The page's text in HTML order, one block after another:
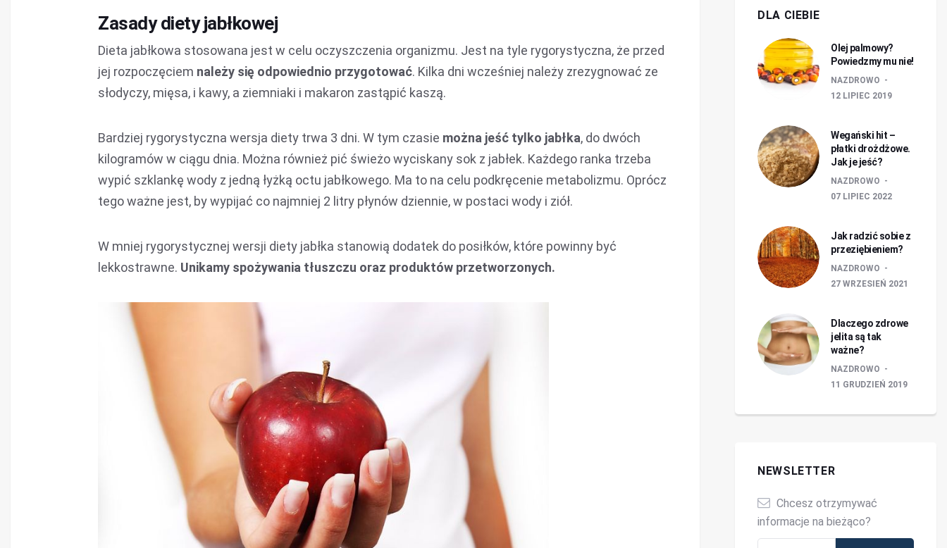
Zasady diety jabłkowej
Dieta jabłkowa stosowana jest w celu oczyszczenia organizmu. Jest na tyle rygorystyczna, że przed
jej rozpoczęciem należy się odpowiednio przygotować. Kilka dni wcześniej należy zrezygnować ze
słodyczy, mięsa, i kawy, a ziemniaki i makaron zastąpić kaszą.
Bardziej rygorystyczna wersja diety trwa 3 dni. W tym czasie można jeść tylko jabłka, do dwóch
kilogramów w ciągu dnia. Można również pić świeżo wyciskany sok z jabłek. Każdego ranka trzeba
wypić szklankę wody z jedną łyżką octu jabłkowego. Ma to na celu podkręcenie metabolizmu. Oprócz
tego ważne jest, by wypijać co najmniej 2 litry płynów dziennie, w postaci wody i ziół.
W mniej rygorystycznej wersji diety jabłka stanowią dodatek do posiłków, które powinny być
lekkostrawne. Unikamy spożywania tłuszczu oraz produktów przetworzonych.
DLA CIEBIE
Olej palmowy?
Powiedzmy mu nie!
NAZDROWO
12 LIPIEC 2019
Wegański hit –
płatki drożdżowe.
Jak je jeść?
NAZDROWO
07 LIPIEC 2022
Jak radzić sobie z
przeziębieniem?
NAZDROWO
27 WRZESIEŃ 2021
Dlaczego zdrowe
jelita są tak
ważne?
NAZDROWO
11 GRUDZIEŃ 2019
NEWSLETTER
Chcesz otrzymywać
informacje na bieżąco?